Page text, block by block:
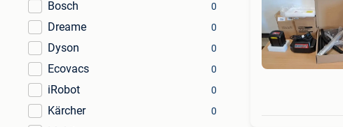
Bosch 0
Dreame 0
Dyson 0
Ecovacs 0
iRobot 0
Kärcher 0